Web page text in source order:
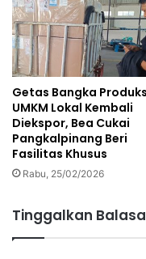
Getas Bangka
UMKM Lokal Kembali
Diekspor, Bea Cukai
Pangkalpinang Beri
Fasilitas Khusus
Rabu, 25/02/2026
Tinggalkan